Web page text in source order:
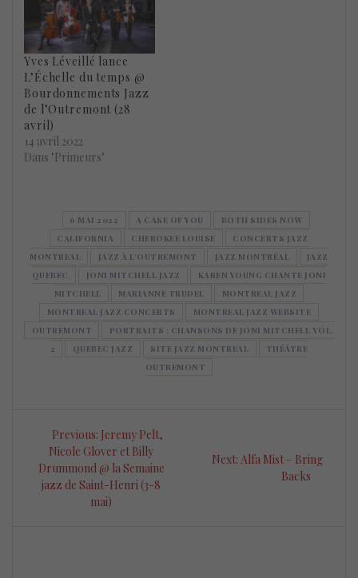
Yves Léveillé lance
L’Échelle du temps @
Bourdonnements Jazz
de l’Outremont (28
avril)
14 avril 2022
Dans "Primeurs"
6 MAI 2022 A CASE OF YOU
BOTH SIDES NOW
CALIFORNIA
CHEROKEE LOUISE
CONCERTS JAZZ
MONTREAL
JAZZ À L’OUTREMONT JAZZ MONTRÉAL
JAZZ
QUEBEC
JONI MITCHELL JAZZ
KAREN YOUNG CHANTE JONI
MITCHELL
MARIANNE TRUDEL
MONTREAL JAZZ
MONTREAL JAZZ CONCERTS
MONTREAL JAZZ WEBSITE
OUTREMONT
PORTRAITS : CHANSONS DE JONI MITCHELL VOL.
2
QUEBEC JAZZ SITE JAZZ MONTREAL
THÉÂTRE
OUTREMONT
Navigation
l’article
Previous: Previous
post:
Jeremy Pelt,
Nicole Glover et Billy
Drummond @ la Semaine
jazz de Saint-Henri (3-8
mai)
Next: Next
Alfa Mist – Bring
Backs